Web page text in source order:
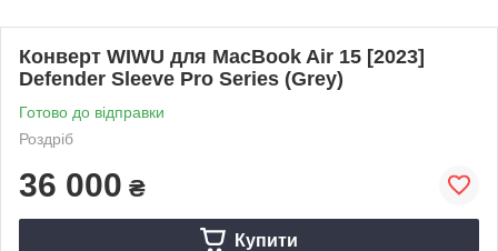
Конверт WIWU для MacBook Air 15 [2023]
Defender Sleeve Pro Series (Grey)
Готово до відправки
Роздріб
36 000 ₴
Купити